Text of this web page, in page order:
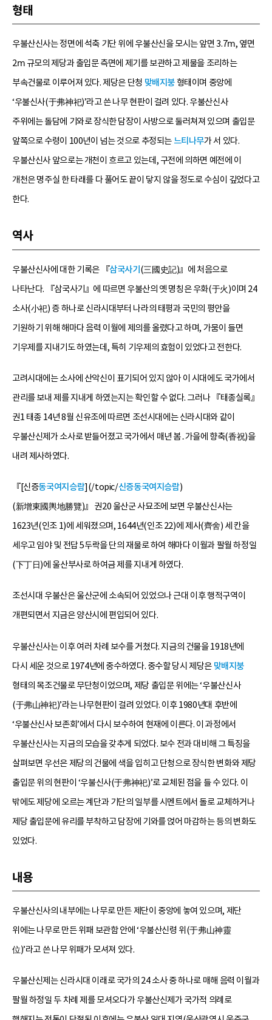
형태
우불산신사는 정면에 석축 기단 위에 우불산신을 모시는 앞면 3.7ⅿ, 옆면
2ⅿ 규모의 제당과 출입문 측면에 제기를 보관하고 제물을 조리하는
부속건물로 이루어져 있다. 제당은 단청 맞배지붕형태이며 중앙에
‘우불신사(于弗神祀)’라고 쓴 나무 현판이 걸려 있다. 우불산신사
주위에는 돌담에 기와로 장식한 담장이 사방으로 둘러쳐져 있으며 출입문
앞쪽으로 수령이 100년이 넘는 것으로 추정되는 느티나무가 서 있다.
우불산신사 앞으로는 개천이 흐르고 있는데, 구전에 의하면 예전에 이
개천은 명주실 한 타래를 다 풀어도 끝이 닿지 않을 정도로 수심이 깊었다고
한다.
역사
우불산신사에 대한 기록은 『삼국사기 (三國史記)』에 처음으로
나타난다. 『삼국사기』에 따르면 우불산의 옛 명칭은 우화(于火)이며 24
소사(小祀) 증 하나로 신라시대부터 나라의 태평과 국민의 평안을
기원하기 위해 해마다 음력 이월에 제의를 올렸다고 하며, 가뭄이 들면
기우제를 지내기도 하였는데, 특히 기우제의 효험이 있었다고 전한다.
고려시대에는 소사에 산악신이 표기되어 있지 않아 이 시대에도 국가에서
관리를 보내 제를 지내게 하였는지는 확인할 수 없다. 그러나 『태종실록』
권1 태종 14년 8월 신유조에 따르면 조선시대에는 신라시대와 같이
우불산신제가 소사로 받들어졌고 국가에서 매년 봄․가을에 향축(香祝)을
내려 제사하였다.
『[신증동국여지승람](/topic/신증동국여지승람)
(新增東國輿地勝覽)』 권20 울산군 사묘조에 보면 우불산신사는
1623년(인조 1)에 세워졌으며, 1644년(인조 22)에 제사(齊舍) 세 칸을
세우고 임야 및 전답 5두락을 단의 재물로 하여 해마다 이월과 팔월 하정일
(下丁日)에 울산부사로 하여금 제를 지내게 하였다.
조선시대 우불산은 울산군에 소속되어 있었으나 근대 이후 행적구역이
개편되면서 지금은 양산시에 편입되어 있다.
우불산신사는 이후 여러 차례 보수를 거쳤다. 지금의 건물을 1918년에
다시 세운 것으로 1974년에 중수하였다. 중수할 당시 제당은 맞배지붕
형태의 목조건물로 무단청이었으며, 제당 출입문 위에는 ‘우불산신사
(于弗山神祀)’라는 나무현판이 걸려 있었다. 이후 1980년대 후반에
‘우불산신사 보존회’에서 다시 보수하여 현재에 이른다. 이 과정에서
우불산신사는 지금의 모습을 갖추게 되었다. 보수 전과 대비해 그 특징을
살펴보면 우선은 제당의 건물에 색을 입히고 단청으로 장식한 변화와 제당
출입문 위의 현판이 ‘우불신사(于弗神祀)’로 교체된 점을 들 수 있다. 이
밖에도 제당에 오르는 계단과 기단의 일부를 시멘트에서 돌로 교체하거나
제당 출입문에 유리를 부착하고 담장에 기와를 얹어 마감하는 등의 변화도
있었다.
내용
우불산신사의 내부에는 나무로 만든 제단이 중앙에 놓여 있으며, 제단
위에는 나무로 만든 위패 보관함 안에 ‘우불산신령 위(于弗山神靈
位)’라고 쓴 나무 위패가 모셔져 있다.
우불산신제는 신라시대 이래로 국가의 24 소사 중 하나로 매해 음력 이월과
팔월 하정일 두 차례 제를 모셔오다가 우불산신제가 국가적 의례로